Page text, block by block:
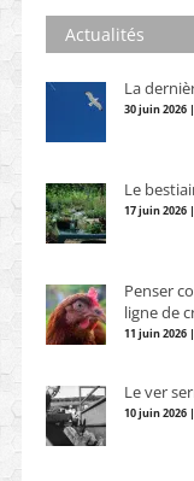
Actualités
La
30 juin 2026 |
Le
17 juin 2026 |
Penser
ligne de
11 juin 2026 |
Le ver
10 juin 2026 |